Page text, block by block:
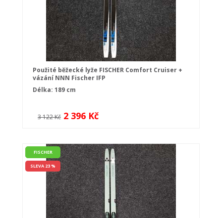
Použité běžecké lyže FISCHER Comfort Cruiser +
vázání NNN Fischer IFP
Délka: 189 cm
3 122 Kč 2 396 Kč
FISCHER
SLEVA 23 %